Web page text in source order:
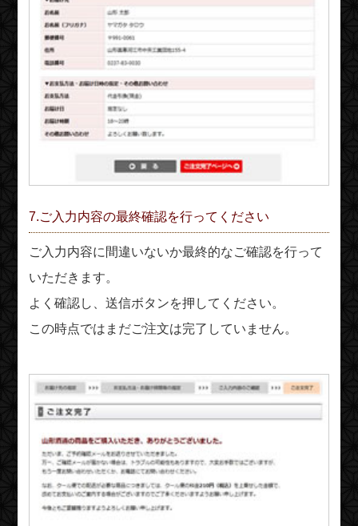
7.ご入力内容の最終確認を行ってください
ご入力内容に間違いないか最終的なご確認を行って
いただきます。
よく確認し、送信ボタンを押してください。
この時点ではまだご注文は完了していません。